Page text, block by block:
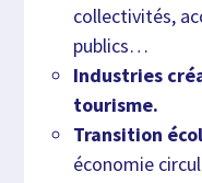
collectivités,
publics…
Industries
tourisme.
Transition
économie